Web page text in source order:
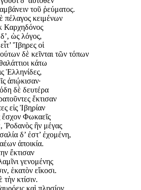
τοῦ ῥεύματος.
κειμένων
Καρχηδόνος
δ’, ὡς λόγος,
Ἴβηρες οἱ
δὲ κεῖνται τῶν τόπων
κάτω
Ἑλληνίδες,
ἀπῴκισαν·
δὲ δευτέρα
ἔκτισαν
εἰς Ἰβηρίαν
ἔσχον Φωκαεῖς
Ῥοδανὸς ἣν μέγας
δ’ ἐστ’ ἐχομένη,
ἀποικία.
ἔκτισαν
γενομένης
ἑκατὸν εἴκοσι.
τὴν κτίσιν.